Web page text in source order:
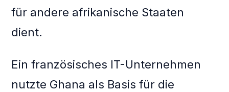
für andere afrikanische Staaten
dient.
Ein französisches IT-Unternehmen
nutzte Ghana als Basis für die